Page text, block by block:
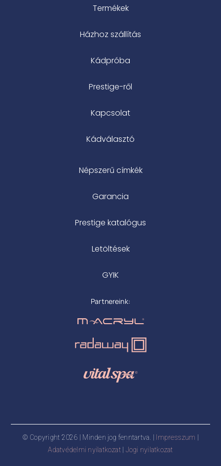
Termékek
Házhoz szállítás
Kádpróba
Prestige-ről
Kapcsolat
Kádválasztó
Népszerű címkék
Garancia
Prestige katalógus
Letöltések
GYIK
Partnereink:
© Copyright 2026 | Minden jog fenntartva. | Impresszum
Adatvédelmi nyilatkozat| Jogi nyilatkozat